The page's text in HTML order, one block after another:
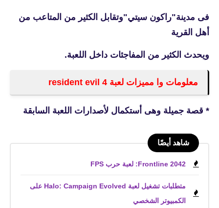
فى مدينة"راكون سيتي"وتقابل الكثير من المتاعب من
أهل القرية
ويحدث الكثير من المفاجئات داخل اللعبة.
معلومات وا مميزات لعبة resident evil 4
* قصة جميلة وهى أستكمال لأصدارات اللعبة السابقة
شاهد أيضًا
Frontline 2042: لعبة حرب FPS
متطلبات تشغيل لعبة Halo: Campaign Evolved على
الكمبيوتر الشخصي